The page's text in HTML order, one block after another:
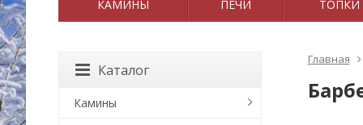
КАМИНЫ ПЕЧИ ТОПКИ
Главная
Каталог
Камины